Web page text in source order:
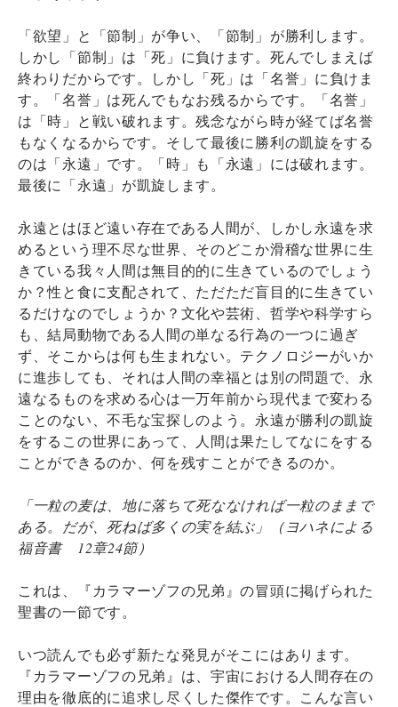
「欲望」と「節制」が争い、「節制」が勝利します。
しかし「節制」は「死」に負けます。死んでしまえば
終わりだからです。しかし「死」は「名誉」に負けま
す。「名誉」は死んでもなお残るからです。「名誉」
は「時」と戦い破れます。残念ながら時が経てば名誉
もなくなるからです。そして最後に勝利の凱旋をする
のは「永遠」です。「時」も「永遠」には破れます。
最後に「永遠」が凱旋します。
永遠とはほど遠い存在である人間が、しかし永遠を求
めるという理不尽な世界、そのどこか滑稽な世界に生
きている我々人間は無目的的に生きているのでしょう
か？性と食に支配されて、ただただ盲目的に生きてい
るだけなのでしょうか？文化や芸術、哲学や科学すら
も、結局動物である人間の単なる行為の一つに過ぎ
ず、そこからは何も生まれない。テクノロジーがいか
に進歩しても、それは人間の幸福とは別の問題で、永
遠なるものを求める心は一万年前から現代まで変わる
ことのない、不毛な宝探しのよう。永遠が勝利の凱旋
をするこの世界にあって、人間は果たしてなにをする
ことができるのか、何を残すことができるのか。
「一粒の麦は、地に落ちて死ななければ一粒のままで
ある。だが、死ねば多くの実を結ぶ」（ヨハネによる
福音書 12章24節）
これは、『カラマーゾフの兄弟』の冒頭に掲げられた
聖書の一節です。
いつ読んでも必ず新たな発見がそこにはあります。
『カラマーゾフの兄弟』は、宇宙における人間存在の
理由を徹底的に追求し尽くした傑作です。こんな言い